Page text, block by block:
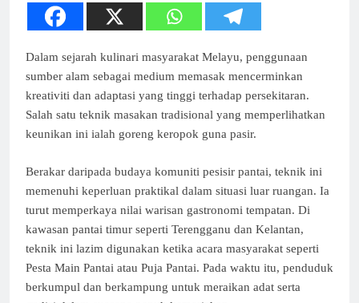
Dalam sejarah kulinari masyarakat Melayu, penggunaan
sumber alam sebagai medium memasak mencerminkan
kreativiti dan adaptasi yang tinggi terhadap persekitaran.
Salah satu teknik masakan tradisional yang memperlihatkan
keunikan ini ialah goreng keropok guna pasir.
Berakar daripada budaya komuniti pesisir pantai, teknik ini
memenuhi keperluan praktikal dalam situasi luar ruangan. Ia
turut memperkaya nilai warisan gastronomi tempatan. Di
kawasan pantai timur seperti Terengganu dan Kelantan,
teknik ini lazim digunakan ketika acara masyarakat seperti
Pesta Main Pantai atau Puja Pantai. Pada waktu itu, penduduk
berkumpul dan berkampung untuk meraikan adat serta